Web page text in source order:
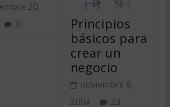
20,
0
Principios
básicos para
crear un
negocio
noviembre 8,
2004
23